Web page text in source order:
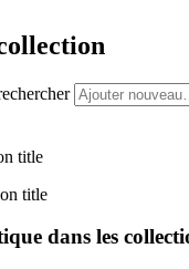
title
title
dans les